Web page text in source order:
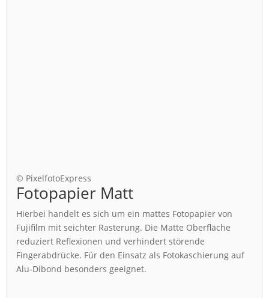
© PixelfotoExpress
Fotopapier Matt
Hierbei handelt es sich um ein mattes Fotopapier von
Fujifilm mit seichter Rasterung. Die Matte Oberfläche
reduziert Reflexionen und verhindert störende
Fingerabdrücke. Für den Einsatz als Fotokaschierung auf
Alu-Dibond besonders geeignet.